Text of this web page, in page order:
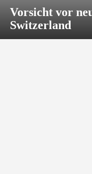
Vorsicht vor
Switzerland